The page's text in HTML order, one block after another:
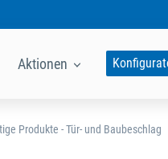
Aktionen
Produkte - Tür- und Baubeschlag